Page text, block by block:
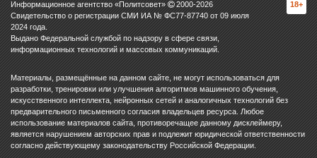
Информационное агентство «Политсовет» 2000-2026
Свидетельство о регистрации СМИ ИА № ФС77-87740 от 09 июля
2024 года.
Выдано Федеральной службой по надзору в сфере связи,
информационных технологий и массовых коммуникаций.
18+
Материалы, размещённые на данном сайте, не могут использоваться для
разработки, тренировки или улучшения алгоритмов машинного обучения,
искусственного интеллекта, нейронных сетей и аналогичных технологий без
предварительного письменного согласия владельцев ресурса. Любое
использование материалов сайта, противоречащее данному дисклеймеру,
является нарушением авторских прав и подлежит юридической ответственности
согласно действующему законодательству Российской Федерации.